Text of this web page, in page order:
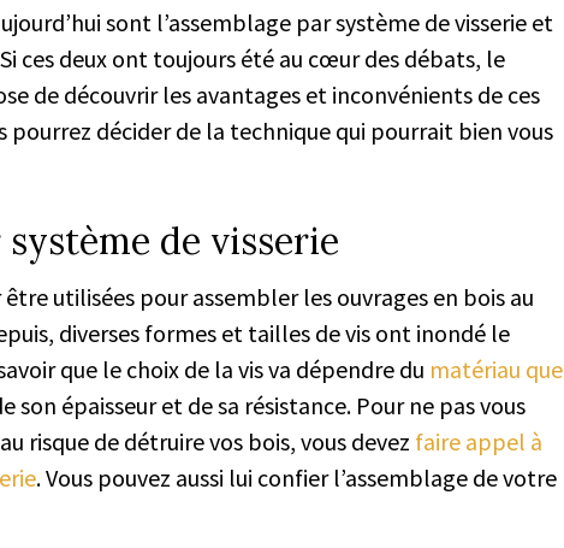
sont l’assemblage par système de visserie et
ces deux ont toujours été au cœur des débats, le
de découvrir les avantages et inconvénients de ces
pourrez décider de la technique qui pourrait bien vous
système de visserie
utilisées pour assembler les ouvrages en bois au
diverses formes et tailles de vis ont inondé le
que le choix de la vis va dépendre du matériau que
son épaisseur et de sa résistance. Pour ne pas vous
risque de détruire vos bois, vous devez faire appel à
. Vous pouvez aussi lui confier l’assemblage de votre